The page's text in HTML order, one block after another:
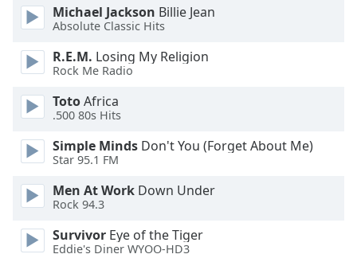
Color
Opacity
Text
Background
Color
Opacity
Caption
Area
Michael Jackson Billie Jean
Absolute Classic Hits
R.E.M. Losing My Religion
Rock Me Radio
TotoAfrica
.500 80s Hits
Simple Minds Don't You (Forget About Me)
Star 95.1 FM
Men At Work Down Under
Rock 94.3
Survivor Eye of the Tiger
Eddie's Diner WYOO-HD3